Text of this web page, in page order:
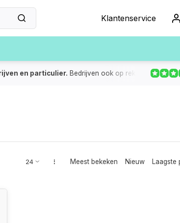
Klantenservice
en particulier. Bedrijven ook op rekening
Meest bekeken Nieuw Laagste